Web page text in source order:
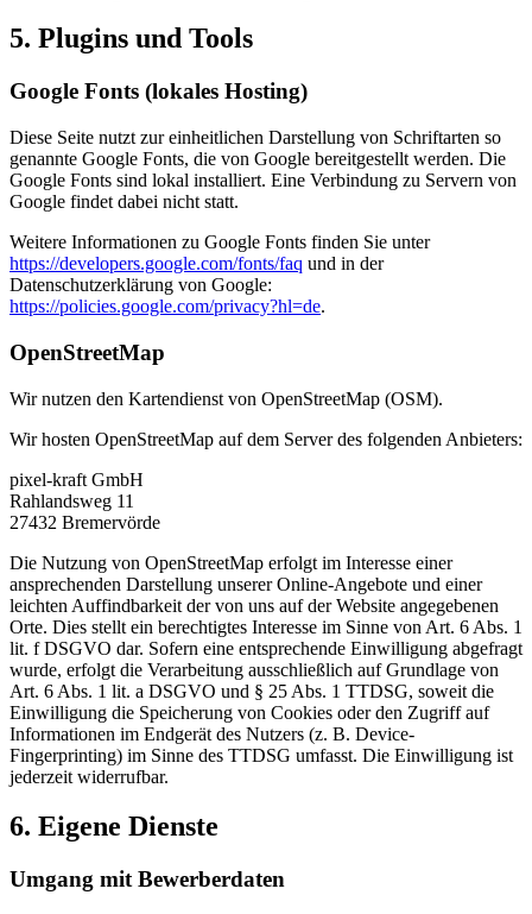
5. Plugins und Tools
Google Fonts (lokales Hosting)
Diese Seite nutzt zur einheitlichen Darstellung von Schriftarten so
genannte Google Fonts, die von Google bereitgestellt werden. Die
Google Fonts sind lokal installiert. Eine Verbindung zu Servern von
Google findet dabei nicht statt.
Weitere Informationen zu Google Fonts finden Sie unter
https://developers.google.com/fonts/faq und in der
Datenschutzerklärung von Google:
https://policies.google.com/privacy?hl=de.
OpenStreetMap
Wir nutzen den Kartendienst von OpenStreetMap (OSM).
Wir hosten OpenStreetMap auf dem Server des folgenden Anbieters:
pixel-kraft GmbH
Rahlandsweg 11
27432 Bremervörde
Die Nutzung von OpenStreetMap erfolgt im Interesse einer
ansprechenden Darstellung unserer Online-Angebote und einer
leichten Auffindbarkeit der von uns auf der Website angegebenen
Orte. Dies stellt ein berechtigtes Interesse im Sinne von Art. 6 Abs. 1
lit. f DSGVO dar. Sofern eine entsprechende Einwilligung abgefragt
wurde, erfolgt die Verarbeitung ausschließlich auf Grundlage von
Art. 6 Abs. 1 lit. a DSGVO und § 25 Abs. 1 TTDSG, soweit die
Einwilligung die Speicherung von Cookies oder den Zugriff auf
Informationen im Endgerät des Nutzers (z. B. Device-
Fingerprinting) im Sinne des TTDSG umfasst. Die Einwilligung ist
jederzeit widerrufbar.
6. Eigene Dienste
Umgang mit Bewerberdaten